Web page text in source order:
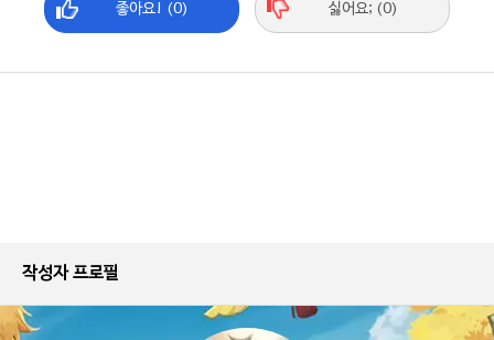
좋아요! (0) 싫어요; (0)
작성자 프로필